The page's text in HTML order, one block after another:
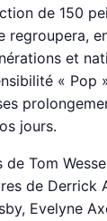
de 150
regroupera,
et
« Pop
jours.
Tom
de Derrick
Evelyne